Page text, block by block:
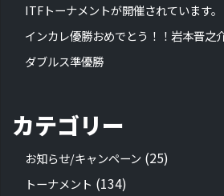
ITFトーナメントが開催されています。
インカレ優勝おめでとう！！岩本晋之
ダブルス準優勝
カテゴリー
お知らせ/キャンペーン (25)
トーナメント (134)